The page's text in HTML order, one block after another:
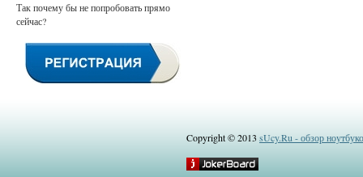
Так почему бы не попробовать прямо
сейчас?
Copyright © 2013sUcy.Ru - обзор